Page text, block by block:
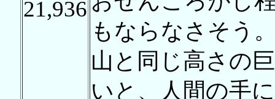
21,936
もならなさそう
山と同じ高さの
いと、人間の手